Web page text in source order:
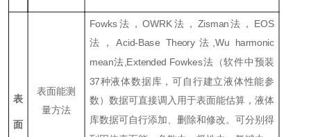
表
面
表面能测
量方法
Fowks法，OWRK法， Zisman法， EOS
法，Acid-Base Theory 法 ,Wu harmonic
mean法 ,Extended Fowkes法（软件中预装
37种液体数据库，可自行建立液体性能参
数）数据可直接调入用于表面能估算，液体
库数据可自行添加、删除和修改。可分别得